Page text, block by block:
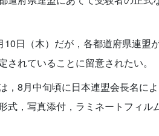
日（木）だが，各都道府県連盟
れていることに留意されたい。
，8月中旬頃に日本連盟会長名に
式，写真添付，ラミネートフィル